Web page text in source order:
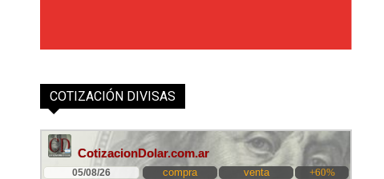
COTIZACIÓN DIVISAS